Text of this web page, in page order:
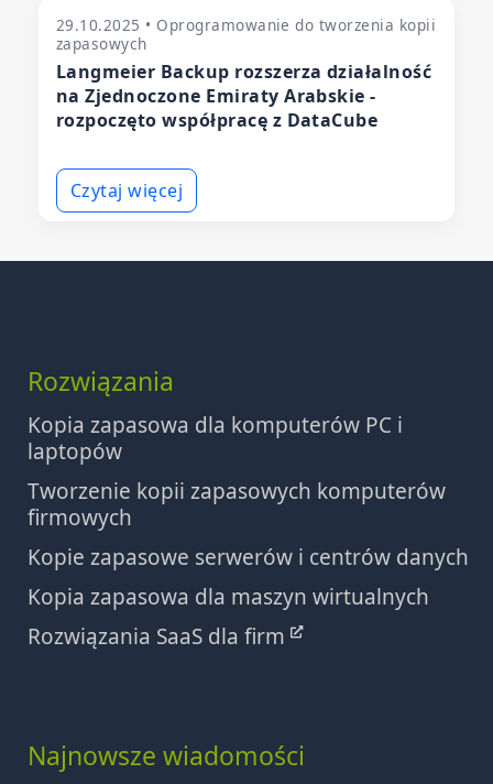
29.10.2025 • Oprogramowanie do tworzenia kopii
zapasowych
Langmeier Backup rozszerza działalność
na Zjednoczone Emiraty Arabskie -
rozpoczęto współpracę z DataCube
Czytaj więcej
Rozwiązania
Kopia zapasowa dla komputerów PC i
laptopów
Tworzenie kopii zapasowych komputerów
firmowych
Kopie zapasowe serwerów i centrów danych
Kopia zapasowa dla maszyn wirtualnych
Rozwiązania SaaS dla firm
Najnowsze wiadomości